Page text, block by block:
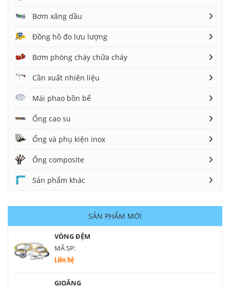
Bơm xăng dầu
Đồng hồ đo lưu lượng
Bơm phòng cháy chữa cháy
Cần xuất nhiên liệu
Mái phao bồn bể
Ống cao su
Ống và phụ kiện inox
Ống composite
Sản phẩm khác
SẢN PHẨM MỚI
VÒNG ĐỆM
MÃ SP:
Liên hệ
GIOĂNG